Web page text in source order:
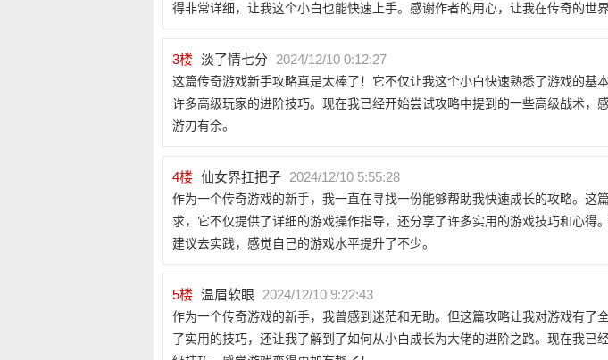
得非常详细，让我这个小白也能快速上手。感谢作者的用心，让我在传奇的世
3楼 淡了情七分 2024/12/10 0:12:27
这篇传奇游戏新手攻略真是太棒了！它不仅让我这个小白快速熟悉了游戏的基
许多高级玩家的进阶技巧。现在我已经开始尝试攻略中提到的一些高级战术，
游刃有余。
4楼 仙女界扛把子 2024/12/10 5:55:28
作为一个传奇游戏的新手，我一直在寻找一份能够帮助我快速成长的攻略。这
求，它不仅提供了详细的游戏操作指导，还分享了许多实用的游戏技巧和心得
建议去实践，感觉自己的游戏水平提升了不少。
5楼 温眉软眼 2024/12/10 9:22:43
作为一个传奇游戏的新手，我曾感到迷茫和无助。但这篇攻略让我对游戏有了
了实用的技巧，还让我了解到了如何从小白成长为大佬的进阶之路。现在我已